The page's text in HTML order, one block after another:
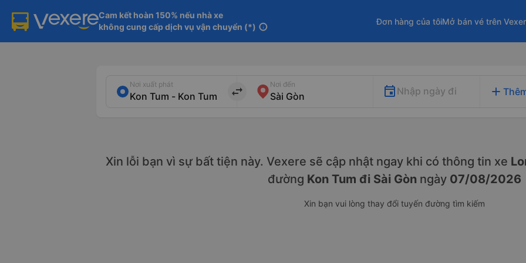
Cam kết hoàn 150% nếu nhà xe
không cung cấp dịch vụ vận chuyển (*) info
Đơn hàng của tôiMở bán vé trên
Nơi xuất phát
import_export
Nơi đến
Nhập ngày đi add
Xin lỗi bạn vì sự bất tiện này. Vexere sẽ cập nhật ngay khi có thông tin xe
đường Kon Tum đi Sài Gòn ngày 07/08/2026
Xin bạn vui lòng thay đổi tuyến đường tìm kiếm